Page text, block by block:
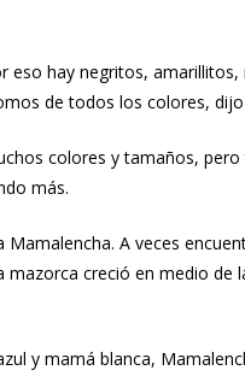
eso hay negritos,
de todos los colores,
colores y tamaños,
más.
A veces
mazorca creció en medio de
y mamá blanca,